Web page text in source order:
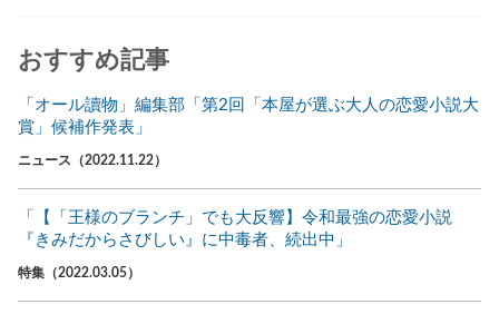
おすすめ記事
「オール讀物」編集部「第2回「本屋が選ぶ大人の恋愛小説大
賞」候補作発表」
ニュース（2022.11.22）
「【「王様のブランチ」でも大反響】令和最強の恋愛小説
『きみだからさびしい』に中毒者、続出中」
特集（2022.03.05）